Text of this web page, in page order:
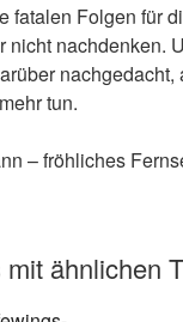
fatalen Folgen für
nicht nachdenken.
tun.
– fröhliches
mit ähnlichen